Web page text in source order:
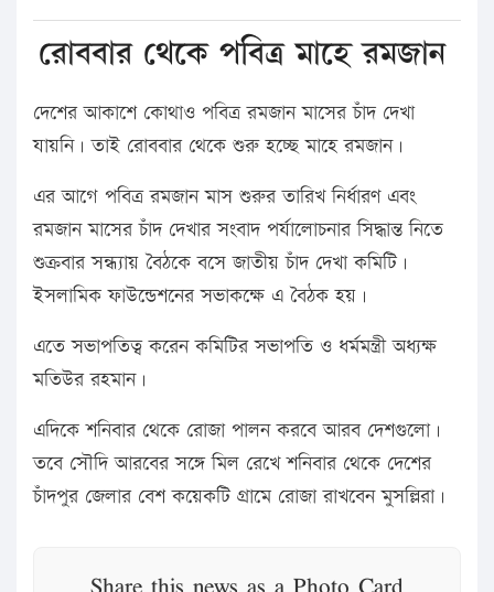
রোববার থেকে পবিত্র মাহে রমজান
দেশের আকাশে কোথাও পবিত্র রমজান মাসের চাঁদ দেখা
যায়নি। তাই রোববার থেকে শুরু হচ্ছে মাহে রমজান।
এর আগে পবিত্র রমজান মাস শুরুর তারিখ নির্ধারণ এবং
রমজান মাসের চাঁদ দেখার সংবাদ পর্যালোচনার সিদ্ধান্ত নিতে
শুক্রবার সন্ধ্যায় বৈঠকে বসে জাতীয় চাঁদ দেখা কমিটি।
ইসলামিক ফাউন্ডেশনের সভাকক্ষে এ বৈঠক হয়।
এতে সভাপতিত্ব করেন কমিটির সভাপতি ও ধর্মমন্ত্রী অধ্যক্ষ
মতিউর রহমান।
এদিকে শনিবার থেকে রোজা পালন করবে আরব দেশগুলো।
তবে সৌদি আরবের সঙ্গে মিল রেখে শনিবার থেকে দেশের
চাঁদপুর জেলার বেশ কয়েকটি গ্রামে রোজা রাখবেন মুসল্লিরা।